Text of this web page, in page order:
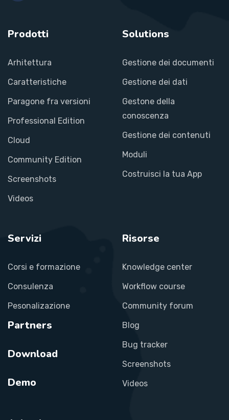
Prodotti
Arhitettura
Caratteristiche
Paragone fra versioni
Professional Edition
Cloud
Community Edition
Screenshots
Videos
Solutions
Gestione dei documenti
Gestione dei dati
Gestone della
conoscenza
Gestione dei contenuti
Moduli
Costruisci la tua App
Servizi
Corsi e formazione
Consulenza
Pesonalizazione
Partners
Download
Demo
Risorse
Knowledge center
Workflow course
Community forum
Blog
Bug tracker
Screenshots
Videos